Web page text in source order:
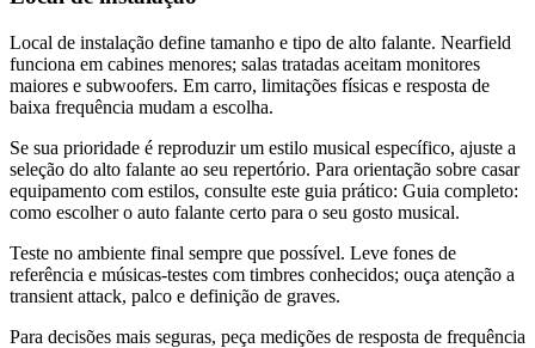
Local de instalação define tamanho e tipo de alto falante. Nearfield
funciona em cabines menores; salas tratadas aceitam monitores
maiores e subwoofers. Em carro, limitações físicas e resposta de
baixa frequência mudam a escolha.
Se sua prioridade é reproduzir um estilo musical específico, ajuste a
seleção do alto falante ao seu repertório. Para orientação sobre casar
equipamento com estilos, consulte este guia prático: Guia completo:
como escolher o auto falante certo para o seu gosto musical.
Teste no ambiente final sempre que possível. Leve fones de
referência e músicas-testes com timbres conhecidos; ouça atenção a
transient attack, palco e definição de graves.
Para decisões mais seguras, peça medições de resposta de frequência